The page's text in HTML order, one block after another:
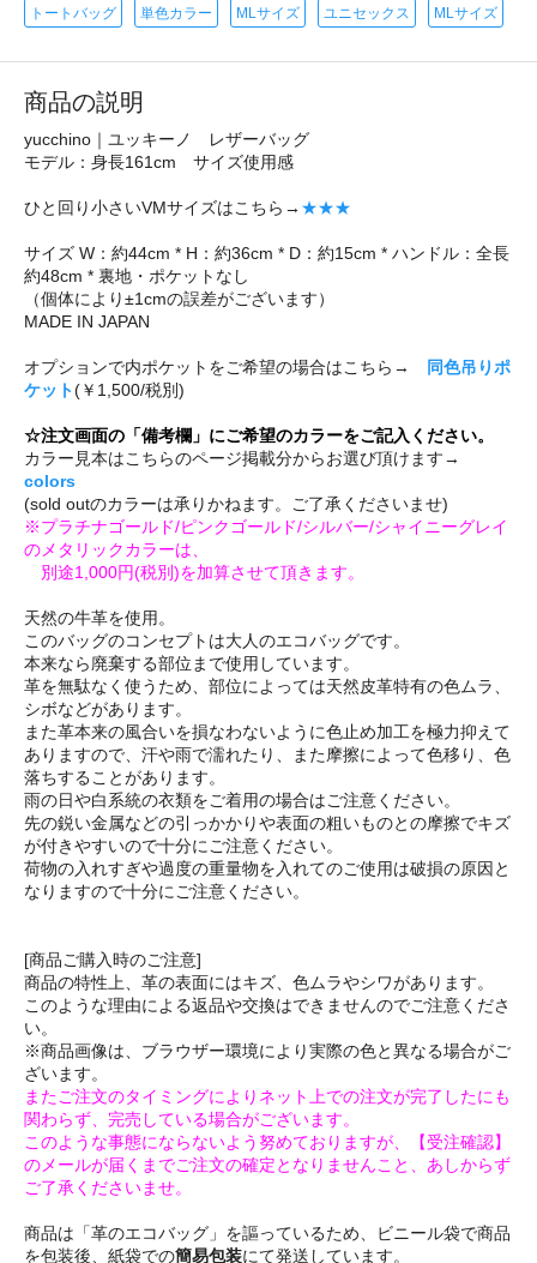
トートバッグ 単色カラー MLサイズ ユニセックス MLサイズ
商品の説明
yucchino｜ユッキーノ レザーバッグ
モデル：身長161cm サイズ使用感
ひと回り小さいVMサイズはこちら→ ★★★
サイズ W：約44cm * H：約36cm * D：約15cm * ハンドル：全長
約48cm * 裏地・ポケットなし
（個体により±1cmの誤差がございます）
MADE IN JAPAN
オプションで内ポケットをご希望の場合はこちら→
同色吊りポ
ケット(￥1,500/税別)
☆注文画面の「備考欄」にご希望のカラーをご記入ください。
カラー見本はこちらのページ掲載分からお選び頂けます→
colors
(sold outのカラーは承りかねます。ご了承くださいませ)
※プラチナゴールド/ピンクゴールド/シルバー/シャイニーグレイ
のメタリックカラーは、
別途1,000円(税別)を加算させて頂きます。
天然の牛革を使用。
このバッグのコンセプトは大人のエコバッグです。
本来なら廃棄する部位まで使用しています。
革を無駄なく使うため、部位によっては天然皮革特有の色ムラ、
シボなどがあります。
また革本来の風合いを損なわないように色止め加工を極力抑えて
ありますので、汗や雨で濡れたり、また摩擦によって色移り、色
落ちすることがあります。
雨の日や白系統の衣類をご着用の場合はご注意ください。
先の鋭い金属などの引っかかりや表面の粗いものとの摩擦でキズ
が付きやすいので十分にご注意ください。
荷物の入れすぎや過度の重量物を入れてのご使用は破損の原因と
なりますので十分にご注意ください。
[商品ご購入時のご注意]
商品の特性上、革の表面にはキズ、色ムラやシワがあります。
このような理由による返品や交換はできませんのでご注意くださ
い。
※商品画像は、ブラウザー環境により実際の色と異なる場合がご
ざいます。
またご注文のタイミングによりネット上での注文が完了したにも
関わらず、完売している場合がございます。
このような事態にならないよう努めておりますが、【受注確認】
のメールが届くまでご注文の確定となりませんこと、あしからず
ご了承くださいませ。
商品は「革のエコバッグ」を謳っているため、ビニール袋で商品
を包装後、紙袋での簡易包装にて発送しています。